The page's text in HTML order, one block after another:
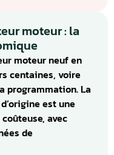
moteur : la
moteur neuf en
centaines, voire
programmation. La
est une
avec
de